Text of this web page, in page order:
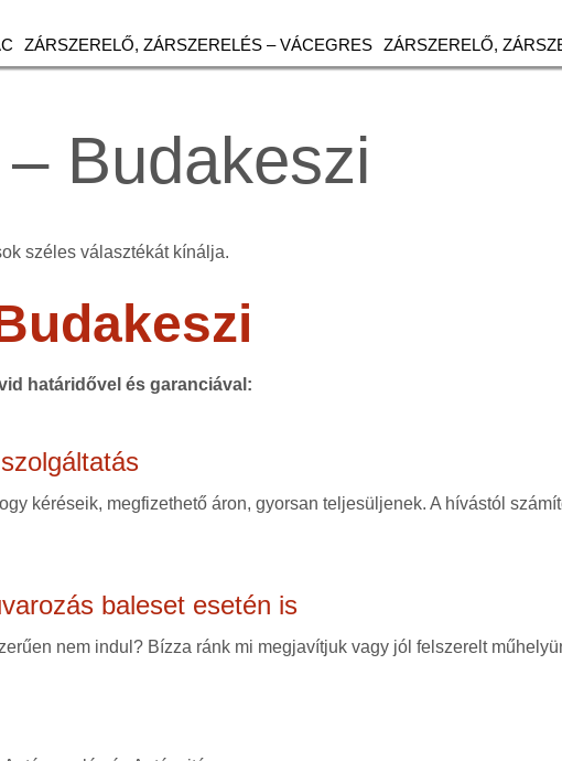
ZÁRSZERELŐ, ZÁRSZERELÉS – VÁCEGRES ZÁRSZERELŐ,
Budakeszi
széles választékát kínálja.
határidővel és garanciával:
kéréseik, megfizethető áron, gyorsan teljesüljenek. A hívástól
baleset esetén is
nem indul? Bízza ránk mi megjavítjuk vagy jól felszerelt